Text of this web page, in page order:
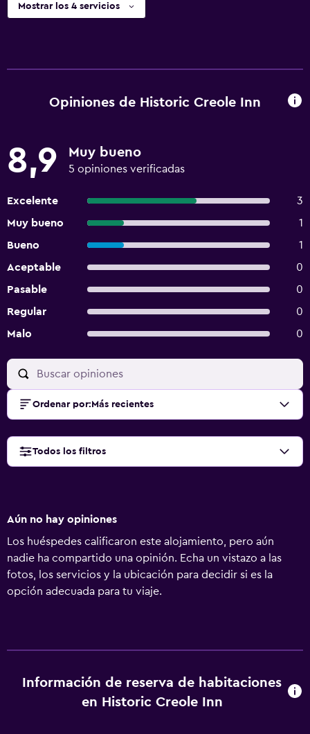
Mostrar los 4 servicios
Opiniones de Historic Creole Inn
8,9 Muy bueno
5 opiniones verificadas
Excelente
3
Muy bueno
1
Bueno
1
Aceptable
0
Pasable
0
Regular
0
Malo
0
Ordenar por: Más recientes
Todos los filtros
Aún no hay opiniones
Los huéspedes calificaron este alojamiento, pero aún
nadie ha compartido una opinión. Echa un vistazo a las
fotos, los servicios y la ubicación para decidir si es la
opción adecuada para tu viaje.
Información de reserva de habitaciones
en Historic Creole Inn